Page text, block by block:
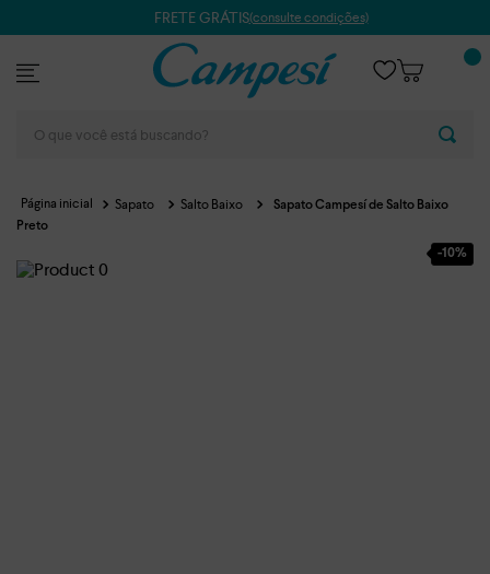
FRETE GRÁTIS(consulte condições)
Sapato Salto Baixo
Sapato Campesí de Salto Baixo
Preto
-10%